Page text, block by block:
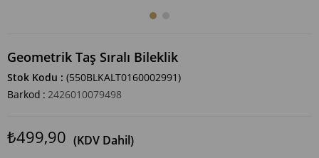
Geometrik Taş Sıralı Bileklik
Stok Kodu
(550BLKALT0160002991)
Barkod : 2426010079498
₺499,90 (KDV Dahil)